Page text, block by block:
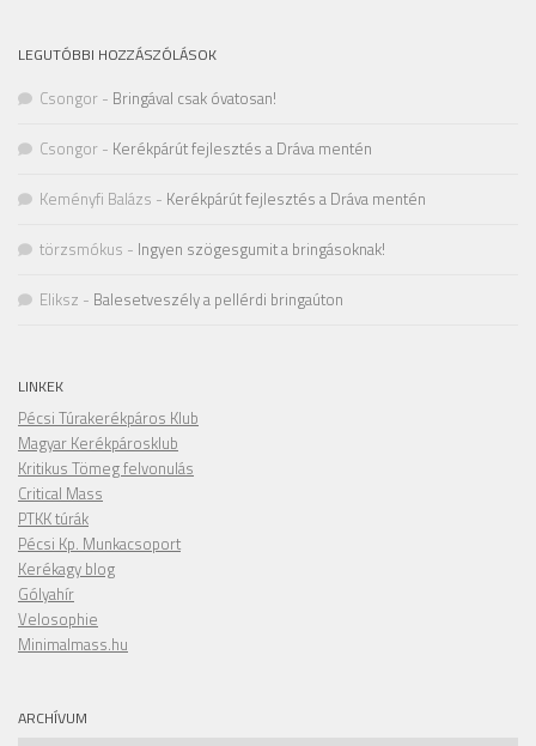
LEGUTÓBBI HOZZÁSZÓLÁSOK
Csongor - Bringával csak óvatosan!
Csongor - Kerékpárút fejlesztés a Dráva mentén
Keményfi Balázs - Kerékpárút fejlesztés a Dráva mentén
törzsmókus - Ingyen szögesgumit a bringásoknak!
Eliksz - Balesetveszély a pellérdi bringaúton
LINKEK
Pécsi Túrakerékpáros Klub
Magyar Kerékpárosklub
Kritikus Tömeg felvonulás
Critical Mass
PTKK túrák
Pécsi Kp. Munkacsoport
Kerékagy blog
Gólyahír
Velosophie
Minimalmass.hu
ARCHÍVUM